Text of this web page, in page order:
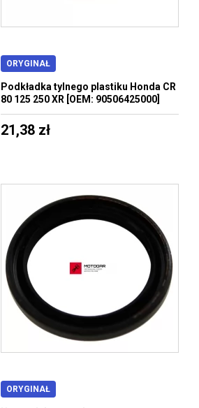
ORYGINAŁ
Podkładka tylnego plastiku Honda CR
80 125 250 XR [OEM: 90506425000]
21,38 zł
ORYGINAŁ